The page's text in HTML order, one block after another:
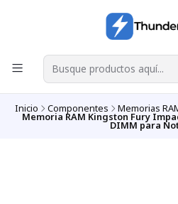
Inicio Componentes Memorias
Memoria RAM Kingston Fury
DIMM para